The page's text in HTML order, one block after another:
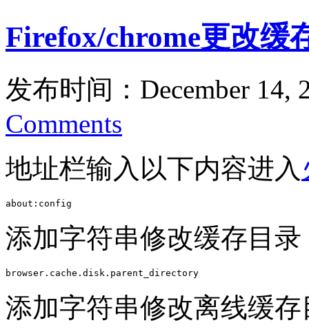
Firefox/chrome更改缓
发布时间：December 14,
Comments
地址栏输入以下内容进入
about:config
添加字符串修改缓存目录
browser.cache.disk.parent_directory
添加字符串修改离线缓存